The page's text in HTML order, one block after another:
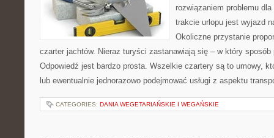
rozwiązaniem problemu
trakcie urlopu jest wyjazd
Okoliczne przystanie
czarter jachtów. Nieraz turyści zastanawiają się – w który
Odpowiedź jest bardzo prosta. Wszelkie czartery są to umowy,
lub ewentualnie jednorazowo podejmować usługi z aspektu
CATEGORIES: DANIA WEGETARIAŃSKIE I WEGAŃSKIE